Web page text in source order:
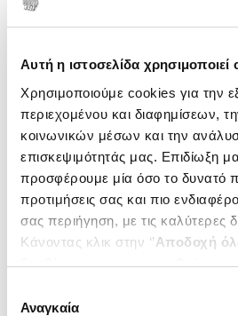
Αυτή η ιστοσελίδα χρησιμοποιεί
Χρησιμοποιούμε cookies για την
περιεχομένου και διαφημίσεων,
κοινωνικών μέσων και την
επισκεψιμότητάς μας. Επιδίωξη
προσφέρουμε μία όσο το δυνατό
προτιμήσεις σας και πιο
σας περιήγηση, με τις καλύτερες
Κάνοντας κλικ στην ‘’Αποδοχή
βοηθήσετε να ανταποκριθούμε
ενδιαφέρουν και να επιλέξετε
συγκατάθεσης
Αναγκαία
1-1 από 1